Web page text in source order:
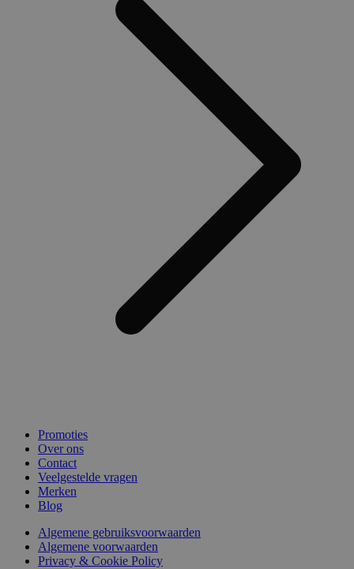
Promoties
Over ons
Contact
Veelgestelde vragen
Merken
Blog
Algemene gebruiksvoorwaarden
Algemene voorwaarden
Privacy & Cookie Policy